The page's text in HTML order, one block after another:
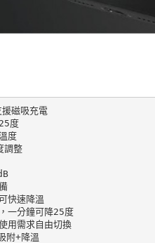
磁吸充電
度
度
調整
快速降溫
一分鐘可降25度
用需求自由切換
附+降溫